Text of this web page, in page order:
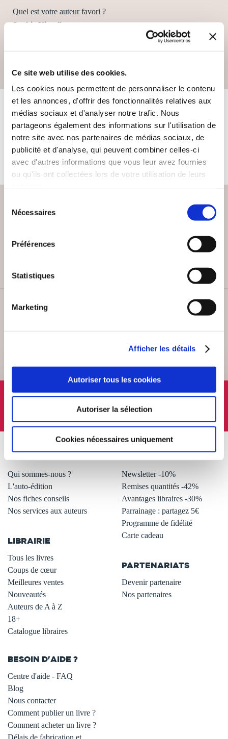
Ce site web utilise des cookies.
Les cookies nous permettent de personnaliser le contenu
et les annonces, d'offrir des fonctionnalités relatives aux
médias sociaux et d'analyser notre trafic. Nous
partageons également des informations sur l'utilisation de
notre site avec nos partenaires de médias sociaux, de
publicité et d'analyse, qui peuvent combiner celles-ci
avec d'autres informations que vous leur avez fournies
ou qu'ils ont collectées lors de votre utilisation de leurs
Nécessaires
Préférences
Statistiques
Marketing
Afficher les détails
Autoriser tous les cookies
Autoriser la sélection
Cookies nécessaires uniquement
Quel est votre auteur favori ?
Sophie Kinsella
Quel est votre style littéraire préféré ?
LES LIVRES DE L'AUTEUR
Cet auteur ne propose pas de livre à la vente sur notre site
pour le moment.
Remises quantités jusqu'à -42%
SUIVEZ-NOUS
Qui sommes-nous ?
L'auto-édition
Nos fiches conseils
Nos services aux auteurs
LIBRAIRIE
Tous les livres
Coups de cœur
Meilleures ventes
Nouveautés
Auteurs de A à Z
18+
Catalogue libraires
Newsletter -10%
Remises quantités -42%
Avantages libraires -30%
Parrainage : partagez 5€
Programme de fidélité
Carte cadeau
PARTENARIATS
Devenir partenaire
Nos partenaires
BESOIN D'AIDE ?
Centre d'aide - FAQ
Blog
Nous contacter
Comment publier un livre ?
Comment acheter un livre ?